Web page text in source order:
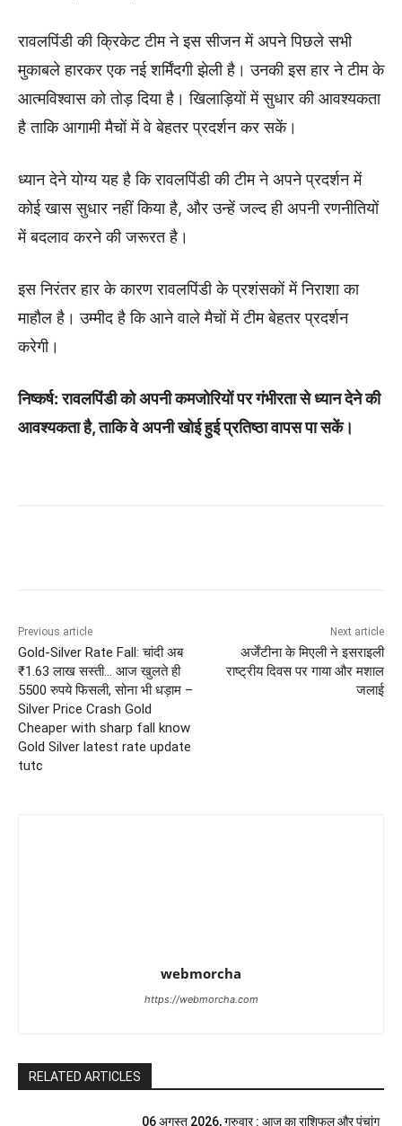
रावलपिंडी की क्रिकेट टीम ने इस सीजन में अपने पिछले सभी
मुकाबले हारकर एक नई शर्मिंदगी झेली है। उनकी इस हार ने टीम के
आत्मविश्वास को तोड़ दिया है। खिलाड़ियों में सुधार की आवश्यकता
है ताकि आगामी मैचों में वे बेहतर प्रदर्शन कर सकें।
ध्यान देने योग्य यह है कि रावलपिंडी की टीम ने अपने प्रदर्शन में
कोई खास सुधार नहीं किया है, और उन्हें जल्द ही अपनी रणनीतियों
में बदलाव करने की जरूरत है।
इस निरंतर हार के कारण रावलपिंडी के प्रशंसकों में निराशा का
माहौल है। उम्मीद है कि आने वाले मैचों में टीम बेहतर प्रदर्शन
करेगी।
निष्कर्ष: रावलपिंडी को अपनी कमजोरियों पर गंभीरता से ध्यान देने की
आवश्यकता है, ताकि वे अपनी खोई हुई प्रतिष्ठा वापस पा सकें।
Previous article
Gold-Silver Rate Fall: चांदी अब
₹1.63 लाख सस्ती… आज खुलते ही
5500 रुपये फिसली, सोना भी धड़ाम –
Silver Price Crash Gold
Cheaper with sharp fall know
Gold Silver latest rate update
tutc
Next article
अर्जेंटीना के मिएली ने इसराइली
राष्ट्रीय दिवस पर गाया और मशाल
जलाई
webmorcha
https://webmorcha.com
RELATED ARTICLES
06 अगस्त 2026, गुरुवार : आज का राशिफल और पंचांग